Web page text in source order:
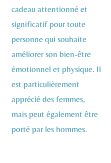
cadeau attentionné et
significatif pour toute
personne qui souhaite
améliorer son bien-être
émotionnel et physique. Il
est particulièrement
apprécié des femmes,
mais peut également être
porté par les hommes.